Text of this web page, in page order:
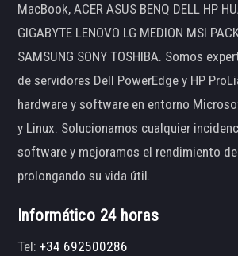
MacBook, ACER ASUS BENQ DELL HP
GIGABYTE LENOVO LG MEDION MSI
SAMSUNG SONY TOSHIBA. Somos
de servidores Dell PowerEdge y HP
hardware y software en entorno
y Linux. Solucionamos cualquier
software y mejoramos el rendimiento
prolongando su vida útil.
Informático 24 horas
Tel:+34 692500286